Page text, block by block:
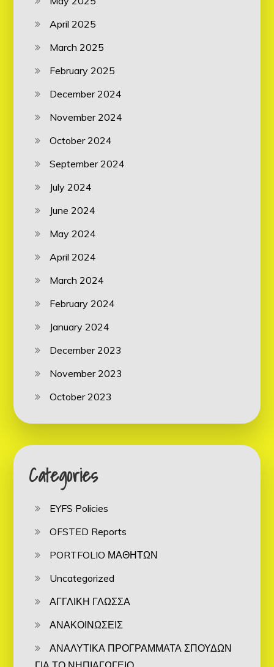
April 2025
March 2025
February 2025
December 2024
November 2024
October 2024
September 2024
July 2024
June 2024
May 2024
April 2024
March 2024
February 2024
January 2024
December 2023
November 2023
October 2023
Categories
EYFS Policies
OFSTED Reports
PORTFOLIO ΜΑΘΗΤΩΝ
Uncategorized
ΑΓΓΛΙΚΗ ΓΛΩΣΣΑ
ΑΝΑΚΟΙΝΩΣΕΙΣ
ΑΝΑΛΥΤΙΚΑ ΠΡΟΓΡΑΜΜΑΤΑ ΣΠΟΥΔΩΝ